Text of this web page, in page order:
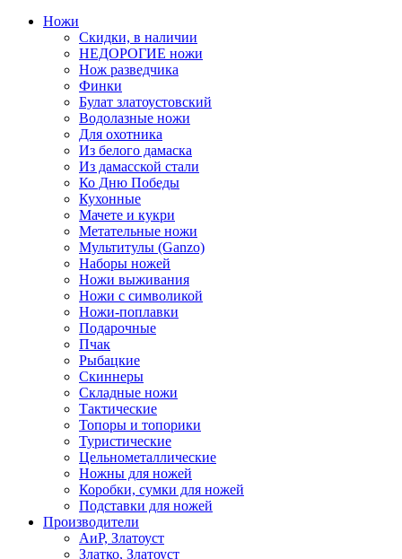
Ножи
Скидки, в наличии
НЕДОРОГИЕ ножи
Нож разведчика
Финки
Булат златоустовский
Водолазные ножи
Для охотника
Из белого дамаска
Из дамасской стали
Ко Дню Победы
Кухонные
Мачете и кукри
Метательные ножи
Мультитулы (Ganzo)
Наборы ножей
Ножи выживания
Ножи с символикой
Ножи-поплавки
Подарочные
Пчак
Рыбацкие
Скиннеры
Складные ножи
Тактические
Топоры и топорики
Туристические
Цельнометаллические
Ножны для ножей
Коробки, сумки для ножей
Подставки для ножей
Производители
АиР, Златоуст
Златко, Златоуст